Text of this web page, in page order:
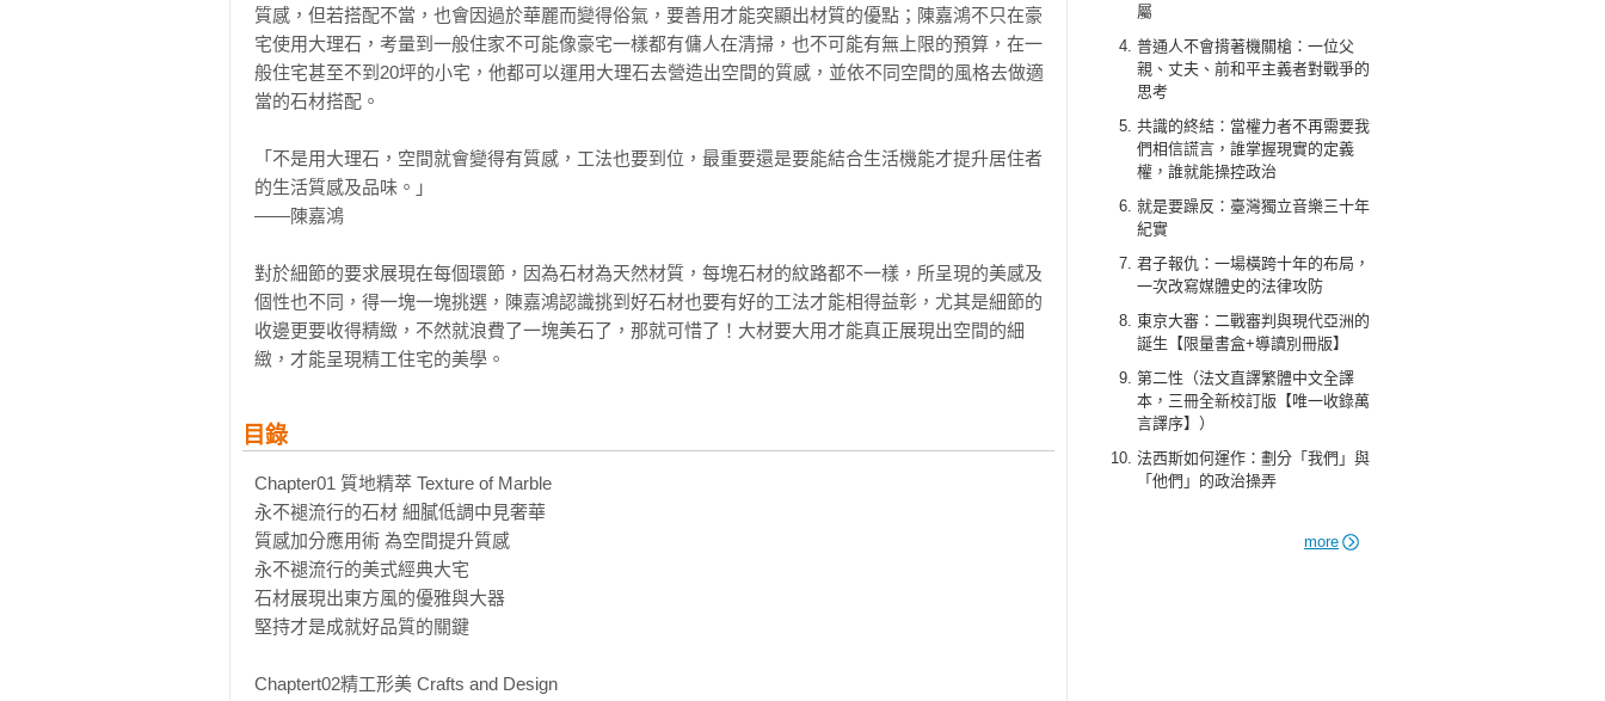
屬
普通人不會揹著機關槍：一位父
親、丈夫、前和平主義者對戰爭的
思考
共識的終結：當權力者不再需要我
們相信謊言，誰掌握現實的定義
權，誰就能操控政治
就是要躁反：臺灣獨立音樂三十年
紀實
君子報仇：一場橫跨十年的布局，
一次改寫媒體史的法律攻防
東京大審：二戰審判與現代亞洲的
誕生【限量書盒+導讀別冊版】
第二性（法文直譯繁體中文全譯
本，三冊全新校訂版【唯一收錄萬
言譯序】）
法西斯如何運作：劃分「我們」與
「他們」的政治操弄
more
質感，但若搭配不當，也會因過於華麗而變得俗氣，要善用才能突顯出材質的優點；陳嘉鴻不只在豪
宅使用大理石，考量到一般住家不可能像豪宅一樣都有傭人在清掃，也不可能有無上限的預算，在一
般住宅甚至不到20坪的小宅，他都可以運用大理石去營造出空間的質感，並依不同空間的風格去做適
當的石材搭配。
「不是用大理石，空間就會變得有質感，工法也要到位，最重要還是要能結合生活機能才提升居住者
的生活質感及品味。」
——陳嘉鴻
對於細節的要求展現在每個環節，因為石材為天然材質，每塊石材的紋路都不一樣，所呈現的美感及
個性也不同，得一塊一塊挑選，陳嘉鴻認識挑到好石材也要有好的工法才能相得益彰，尤其是細節的
收邊更要收得精緻，不然就浪費了一塊美石了，那就可惜了！大材要大用才能真正展現出空間的細
緻，才能呈現精工住宅的美學。
目錄
Chapter01 質地精萃 Texture of Marble
永不褪流行的石材 細膩低調中見奢華
質感加分應用術 為空間提升質感
永不褪流行的美式經典大宅
石材展現出東方風的優雅與大器
堅持才是成就好品質的關鍵
Chaptert02精工形美 Crafts and Design